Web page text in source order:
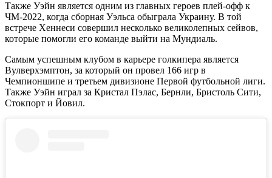
Также Уэйн является одним из главных героев плей-офф к
ЧМ-2022, когда сборная Уэльса обыграла Украину. В той
встрече Хеннеси совершил несколько великолепных сейвов,
которые помогли его команде выйти на Мундиаль.
Самым успешным клубом в карьере голкипера является
Вулверхэмптон, за который он провел 166 игр в
Чемпионшипе и третьем дивизионе Первой футбольной лиги.
Также Уэйн играл за Кристал Пэлас, Бернли, Бристоль Сити,
Стокпорт и Йовил.